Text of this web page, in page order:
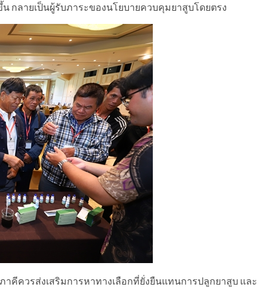
กลายเป็นผู้รับภาระของนโยบายควบคุมยาสูบโดยตรง
าคีควรส่งเสริมการหาทางเลือกที่ยั่งยืนแทนการปลูกยาสูบ และ